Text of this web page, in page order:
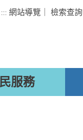
::: 網站導覽 檢索查詢
服務